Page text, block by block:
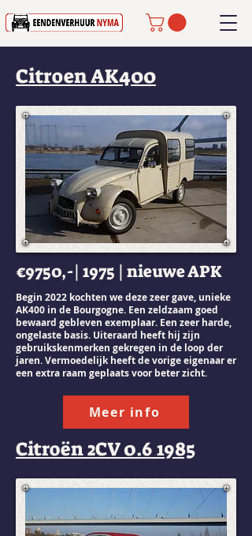
Citroen AK400
€9750,-| 1975 | nieuwe APK
Begin 2022 kochten we deze zeer gave, unieke
AK400 in de Bourgogne. Een zeldzaam goed
bewaard gebleven exemplaar. Een zeer harde,
ongelaste basis. Uiteraard heeft hij zijn
gebruikskenmerken gekregen in de loop der
jaren. Vermoedelijk heeft de vorige eigenaar er
een extra raam geplaats voor beter zicht.
Meer info
Citroën 2CV 0.6 1985